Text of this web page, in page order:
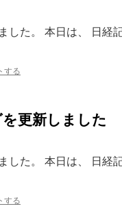
した。 本日は、 日経
する
更新しました
した。 本日は、 日経
する